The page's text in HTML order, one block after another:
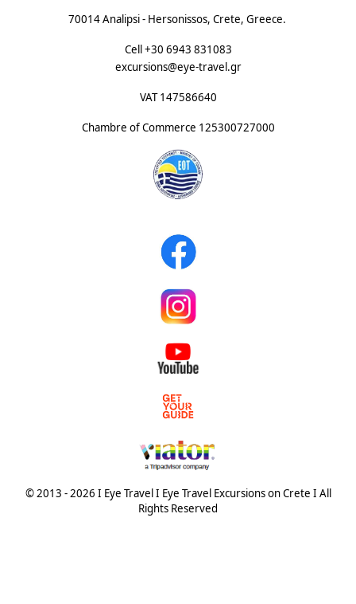
70014 Analipsi - Hersonissos, Crete, Greece.
Cell +30 6943 831083
excursions@eye-travel.gr
VAT 147586640
Chambre of Commerce 125300727000
© 2013 - 2026 I Eye Travel I Eye Travel Excursions on Crete I All
Rights Reserved